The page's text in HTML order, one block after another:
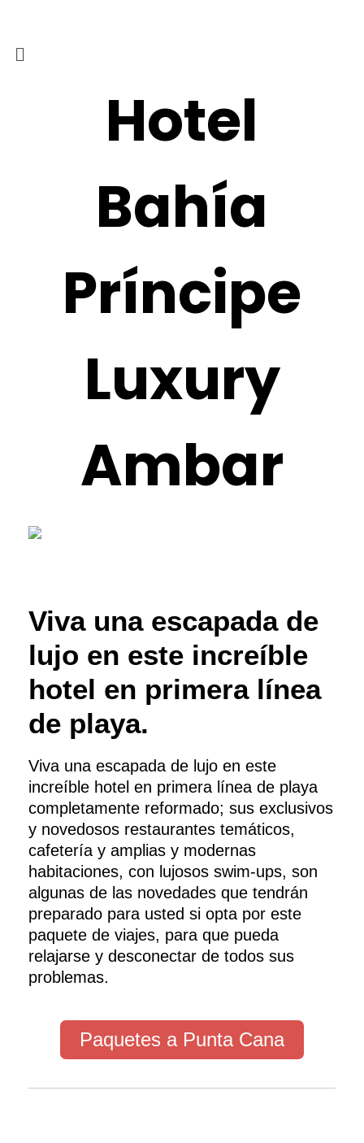
Hotel
Bahía
Príncipe
Luxury
Ambar
Viva una escapada de
lujo en este increíble
hotel en primera línea
de playa.
Viva una escapada de lujo en este
increíble hotel en primera línea de playa
completamente reformado; sus exclusivos
y novedosos restaurantes temáticos,
cafetería y amplias y modernas
habitaciones, con lujosos swim-ups, son
algunas de las novedades que tendrán
preparado para usted si opta por este
paquete de viajes, para que pueda
relajarse y desconectar de todos sus
problemas.
Paquetes a Punta Cana